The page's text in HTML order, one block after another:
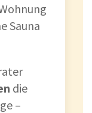
Sauna
die
–